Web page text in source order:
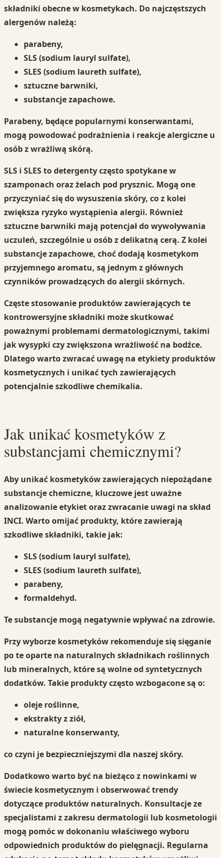
składniki obecne w kosmetykach. Do najczęstszych
alergenów należą:
parabeny,
SLS(sodium lauryl sulfate),
SLES(sodium laureth sulfate),
sztuczne barwniki,
substancje zapachowe.
Parabeny, będące popularnymi konserwantami,
mogą powodować podrażnienia i reakcje alergiczne u
osób z wrażliwą skórą.
SLS i SLESto detergenty często spotykane w
szamponach oraz żelach pod prysznic. Mogą one
przyczyniać się do wysuszenia skóry, co z kolei
zwiększa ryzyko wystąpienia alergii. Również
sztuczne barwniki mają potencjał do wywoływania
uczuleń, szczególnie u osób z delikatną cerą. Z kolei
substancje zapachowe, choć dodają kosmetykom
przyjemnego aromatu, są jednym z głównych
czynników prowadzących do alergii skórnych.
Częste stosowanie produktów zawierających te
kontrowersyjne składniki może skutkować
poważnymi problemami dermatologicznymi, takimi
jak wysypki czy zwiększona wrażliwość na bodźce.
Dlatego warto zwracać uwagę na etykiety produktów
kosmetycznych i unikać tych zawierających
potencjalnie szkodliwe chemikalia.
Jak unikać kosmetyków z
substancjami chemicznymi?
Aby unikać kosmetyków zawierających niepożądane
substancje chemiczne, kluczowe jest uważne
analizowanie etykiet oraz zwracanie uwagi na skład
INCI. Warto omijać produkty, które zawierają
szkodliwe składniki, takie jak:
SLS(sodium lauryl sulfate),
SLES(sodium laureth sulfate),
parabeny,
formaldehyd.
Te substancje mogą negatywnie wpływać na zdrowie.
Przy wyborze kosmetyków rekomenduje się sięganie
po te oparte na naturalnych składnikach roślinnych
lub mineralnych, które są wolne od syntetycznych
dodatków. Takie produkty często wzbogacone są o:
oleje roślinne,
ekstrakty z ziół,
naturalne konserwanty,
co czyni je bezpieczniejszymi dla naszej skóry.
Dodatkowo warto być na bieżąco z nowinkami w
świecie kosmetycznym i obserwować trendy
dotyczące produktów naturalnych. Konsultacje ze
specjalistami z zakresu dermatologii lub kosmetologii
mogą pomóc w dokonaniu właściwego wyboru
odpowiednich produktów do pielęgnacji. Regularna